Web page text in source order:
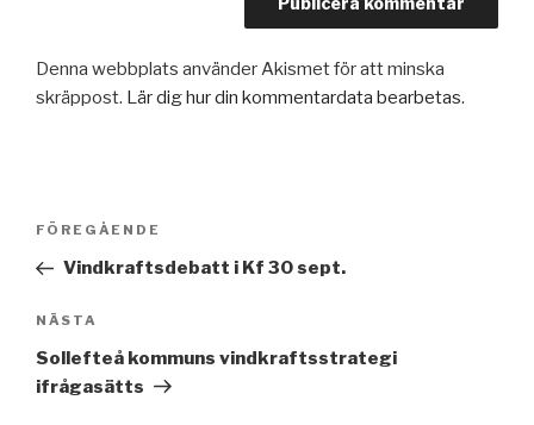
Denna webbplats använder Akismet för att minska
skräppost. Lär dig hur din kommentardata bearbetas.
Inläggsnavigering
Föregående
inlägg
FÖREGÅENDE
Vindkraftsdebatt i Kf 30 sept.
Nästa
inlägg
NÄSTA
Sollefteå kommuns vindkraftsstrategi
ifrågasätts